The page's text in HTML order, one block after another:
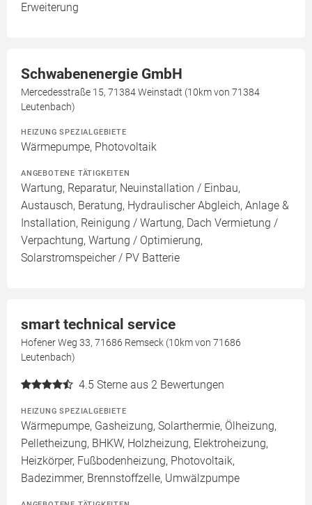
Erweiterung
Schwabenenergie GmbH
Mercedesstraße 15, 71384 Weinstadt (10km von 71384
Leutenbach)
HEIZUNG SPEZIALGEBIETE
Wärmepumpe, Photovoltaik
ANGEBOTENE TÄTIGKEITEN
Wartung, Reparatur, Neuinstallation / Einbau,
Austausch, Beratung, Hydraulischer Abgleich, Anlage &
Installation, Reinigung / Wartung, Dach Vermietung /
Verpachtung, Wartung / Optimierung,
Solarstromspeicher / PV Batterie
smart technical service
Hofener Weg 33, 71686 Remseck (10km von 71686
Leutenbach)
4.5 Sterne aus 2 Bewertungen
HEIZUNG SPEZIALGEBIETE
Wärmepumpe, Gasheizung, Solarthermie, Ölheizung,
Pelletheizung, BHKW, Holzheizung, Elektroheizung,
Heizkörper, Fußbodenheizung, Photovoltaik,
Badezimmer, Brennstoffzelle, Umwälzpumpe